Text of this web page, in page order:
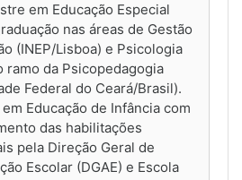
em Educação Especial
nas áreas de Gestão
(INEP/Lisboa) e Psicologia
ramo da Psicopedagogia
Federal do Ceará/Brasil).
Educação de Infância com
das habilitações
pela Direção Geral de
Escolar (DGAE) e Escola